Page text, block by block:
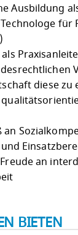
Ausbildung
für
diese zu
an
an
BIETEN